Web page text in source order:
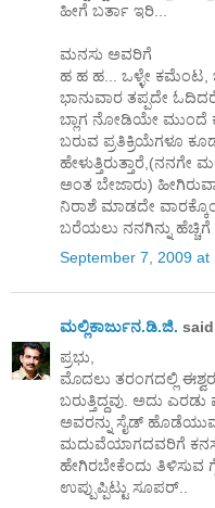
ಹೀಗೆ ಬರ್ತಾ ಇರಿ...
ಮನಸು ಅವರಿಗೆ
ಹ ಹ ಹ... ಒಳ್ಳೇ
ಭಾನುವಾರ ತಪ್ಪದೇ
ಬ್ಲಾಗ ನೋಡಿಯೇ ಮುಂದೆ
ಬರುವ ಪ್ರತಿಕ್ರಿಯೆಗಳೂ
ಹೇಳುತ್ತಿರುತ್ತಾರೆ,(ನನಗೇ
ಅಂತ ಬೇಜಾರು)
ನಿರಾಶೆ ಮಾಡದೇ
ಬರೆಯಲು ನನಗಿನ್ನು ಹೆಚ್ಚಿಗೆ
September 7, 2009 at
ಮಲ್ಲಿಕಾರ್ಜುನ.ಡಿ.ಜಿ.
ಪ್ರಭು,
ಮೊದಲು ತರಂಗದಲ್ಲಿ
ಬರುತ್ತಿದ್ದವು. ಅದು
ಅವರನ್ನು ಸೈಡ್
ಮದುವೆಯಾಗದವರಿಗೆ
ಹೇಗಿರಬೇಕೆಂದು ತಿಳಿಸುವ
ಉಪ್ಪುಪ್ಪಿಟ್ಟು ಸೂಪರ್..